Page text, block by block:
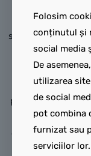
Picioarele:
standard de adult,
Pearl Dark Grey,
pe partea
genunchiere
protecție, faldurile
linii fine de
care pulsează pe
de metal.
Folosim
conținutul și
social media
De
utilizarea
de social
pot combina
furnizat sau
serviciilor lor.